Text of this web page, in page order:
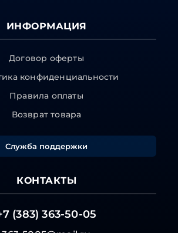
ИНФОРМАЦИЯ
Договор оферты
конфиденциальности
Правила оплаты
Возврат товара
Служба поддержки
КОНТАКТЫ
(383) 363-50-05